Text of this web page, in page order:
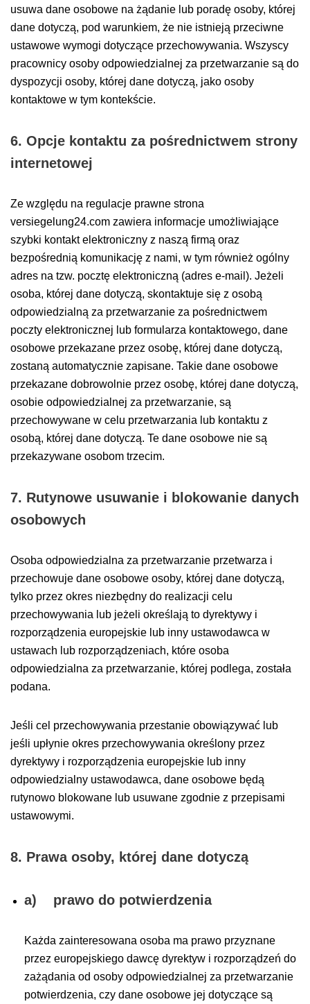
usuwa dane osobowe na żądanie lub poradę osoby, której
dane dotyczą, pod warunkiem, że nie istnieją przeciwne
ustawowe wymogi dotyczące przechowywania. Wszyscy
pracownicy osoby odpowiedzialnej za przetwarzanie są do
dyspozycji osoby, której dane dotyczą, jako osoby
kontaktowe w tym kontekście.
6. Opcje kontaktu za pośrednictwem strony
internetowej
Ze względu na regulacje prawne strona
versiegelung24.com zawiera informacje umożliwiające
szybki kontakt elektroniczny z naszą firmą oraz
bezpośrednią komunikację z nami, w tym również ogólny
adres na tzw. pocztę elektroniczną (adres e-mail). Jeżeli
osoba, której dane dotyczą, skontaktuje się z osobą
odpowiedzialną za przetwarzanie za pośrednictwem
poczty elektronicznej lub formularza kontaktowego, dane
osobowe przekazane przez osobę, której dane dotyczą,
zostaną automatycznie zapisane. Takie dane osobowe
przekazane dobrowolnie przez osobę, której dane dotyczą,
osobie odpowiedzialnej za przetwarzanie, są
przechowywane w celu przetwarzania lub kontaktu z
osobą, której dane dotyczą. Te dane osobowe nie są
przekazywane osobom trzecim.
7. Rutynowe usuwanie i blokowanie danych
osobowych
Osoba odpowiedzialna za przetwarzanie przetwarza i
przechowuje dane osobowe osoby, której dane dotyczą,
tylko przez okres niezbędny do realizacji celu
przechowywania lub jeżeli określają to dyrektywy i
rozporządzenia europejskie lub inny ustawodawca w
ustawach lub rozporządzeniach, które osoba
odpowiedzialna za przetwarzanie, której podlega, została
podana.
Jeśli cel przechowywania przestanie obowiązywać lub
jeśli upłynie okres przechowywania określony przez
dyrektywy i rozporządzenia europejskie lub inny
odpowiedzialny ustawodawca, dane osobowe będą
rutynowo blokowane lub usuwane zgodnie z przepisami
ustawowymi.
8. Prawa osoby, której dane dotyczą
a) prawo do potwierdzenia
Każda zainteresowana osoba ma prawo przyznane
przez europejskiego dawcę dyrektyw i rozporządzeń do
zażądania od osoby odpowiedzialnej za przetwarzanie
potwierdzenia, czy dane osobowe jej dotyczące są